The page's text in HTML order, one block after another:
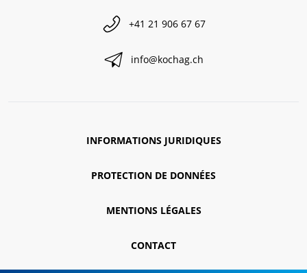
+41 21 906 67 67
info@kochag.ch
INFORMATIONS JURIDIQUES
PROTECTION DE DONNÉES
MENTIONS LÉGALES
CONTACT